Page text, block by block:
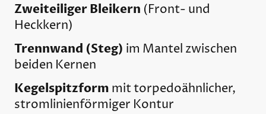
Zweiteiliger Bleikern (Front- und
Heckkern)
Trennwand (Steg) im Mantel zwischen
beiden Kernen
Kegelspitzform mit torpedoähnlicher,
stromlinienförmiger Kontur